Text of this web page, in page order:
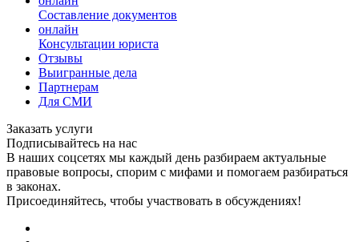
Составление документов
онлайн
Консультации юриста
Отзывы
Выигранные дела
Партнерам
Для СМИ
Заказать услуги
Подписывайтесь на нас
В наших соцсетях мы каждый день разбираем актуальные
правовые вопросы, спорим с мифами и помогаем разбираться
в законах.
Присоединяйтесь, чтобы участвовать в обсуждениях!